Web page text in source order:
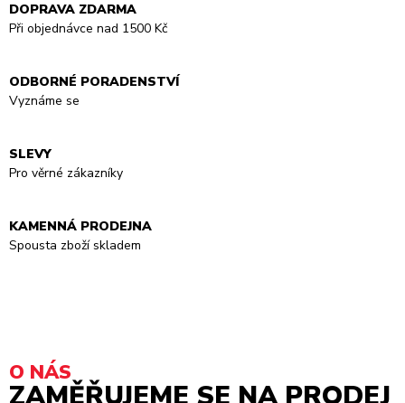
DOPRAVA ZDARMA
Při objednávce nad 1500 Kč
ODBORNÉ PORADENSTVÍ
Vyznáme se
SLEVY
Pro věrné zákazníky
KAMENNÁ PRODEJNA
Spousta zboží skladem
O NÁS